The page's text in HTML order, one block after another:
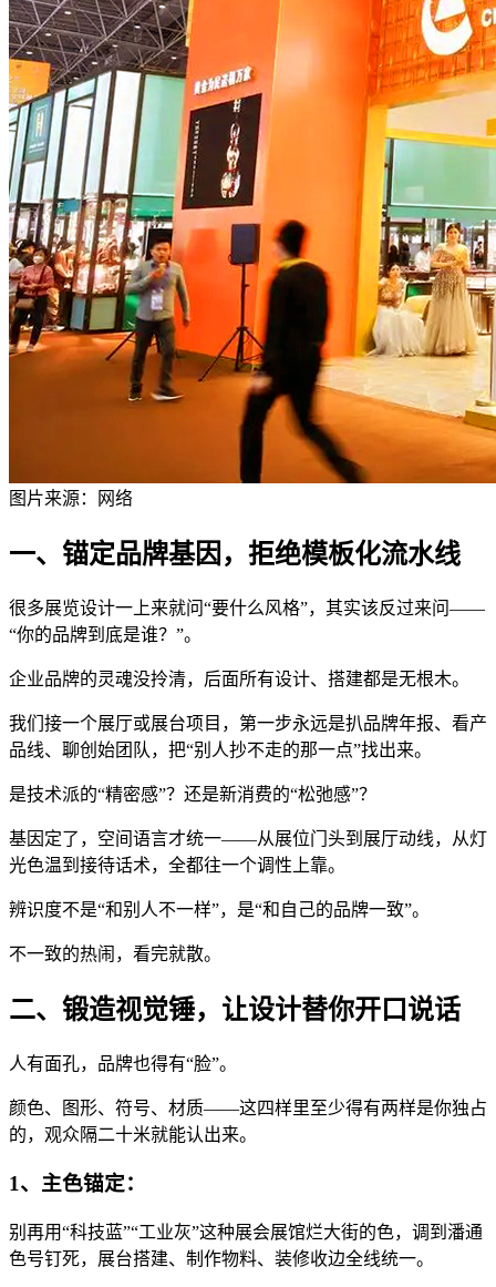
图片来源：网络
一、锚定品牌基因，拒绝模板化流水线
很多展览设计一上来就问“要什么风格”，其实该反过来问——
“你的品牌到底是谁？”。
企业品牌的灵魂没拎清，后面所有设计、搭建都是无根木。
我们接一个展厅或展台项目，第一步永远是扒品牌年报、看产
品线、聊创始团队，把“别人抄不走的那一点”找出来。
是技术派的“精密感”？还是新消费的“松弛感”？
基因定了，空间语言才统一——从展位门头到展厅动线，从灯
光色温到接待话术，全都往一个调性上靠。
辨识度不是“和别人不一样”，是“和自己的品牌一致”。
不一致的热闹，看完就散。
二、锻造视觉锤，让设计替你开口说话
人有面孔，品牌也得有“脸”。
颜色、图形、符号、材质——这四样里至少得有两样是你独占
的，观众隔二十米就能认出来。
1、主色锚定：
别再用“科技蓝”“工业灰”这种展会展馆烂大街的色，调到潘通
色号钉死，展台搭建、制作物料、装修收边全线统一。